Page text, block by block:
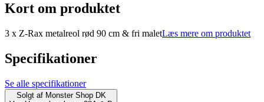
Kort om produktet
3 x Z-Rax metalreol rød 90 cm & fri maletLæs mere om produktet
Specifikationer
Se alle specifikationer
Solgt af Monster Shop DK